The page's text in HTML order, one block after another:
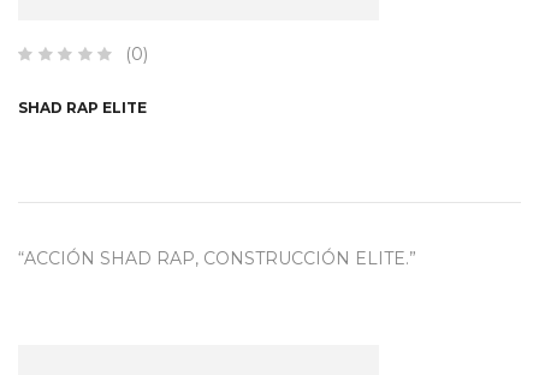
(0)
SHAD RAP ELITE
“ACCIÓN SHAD RAP, CONSTRUCCIÓN ELITE.”